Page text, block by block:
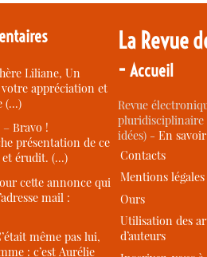
Liliane, Un
appréciation et
(…)
–Bravo !
présentation de ce
et érudit. (…)
cette annonce qui
mail :
même pas lui,
: c’est Aurélie
La Revue
-Accueil
Revue
idées) -En
Contacts
Mentions légales
Ours
Utilisation des
d’auteurs